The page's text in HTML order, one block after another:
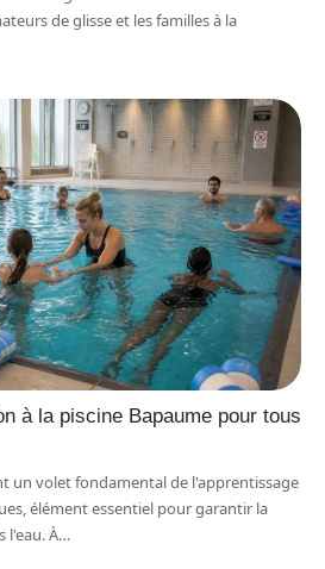
de glisse et les familles à la
à la piscine Bapaume pour tous
un volet fondamental de l'apprentissage
élément essentiel pour garantir la
l'eau. À…